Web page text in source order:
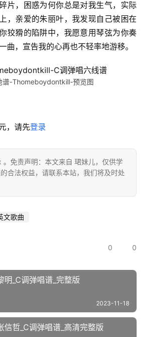
片，困惑为何你总是对我生气，实际
上，亲爱的朱丽叶，我发现自己被困在
狡猾的陷阱中，我愿意用琴弦为你奏
曲，宣告我的心再也不轻率地游移。
谱-Thomeboydontkill-预览图
，请先登录
免责声明：本文来自 珺妹儿，仅供学
合法权益，请联系本站，我们将及时处
文歌曲
0 0
明_C调弹唱谱_完整版
2023-11-18
信哲_C调弹唱谱_高清完整版